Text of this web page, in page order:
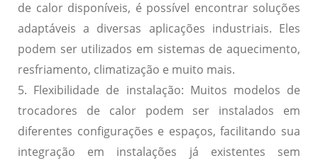
de calor disponíveis, é possível encontrar soluções
adaptáveis a diversas aplicações industriais. Eles
podem ser utilizados em sistemas de aquecimento,
resfriamento, climatização e muito mais.
5. Flexibilidade de instalação: Muitos modelos de
trocadores de calor podem ser instalados em
diferentes configurações e espaços, facilitando sua
integração em instalações já existentes sem